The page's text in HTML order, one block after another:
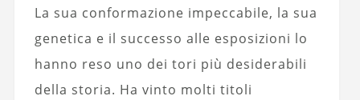
La sua conformazione impeccabile, la sua
genetica e il successo alle esposizioni lo
hanno reso uno dei tori più desiderabili
della storia. Ha vinto molti titoli